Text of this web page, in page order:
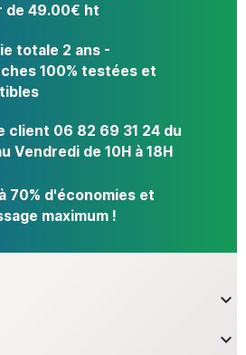
de 49.00€ ht
totale 2 ans -
100% testées et
client 06 82 69 31 24 du
Vendredi de 10H à 18H
70% d'économies et
maximum !

